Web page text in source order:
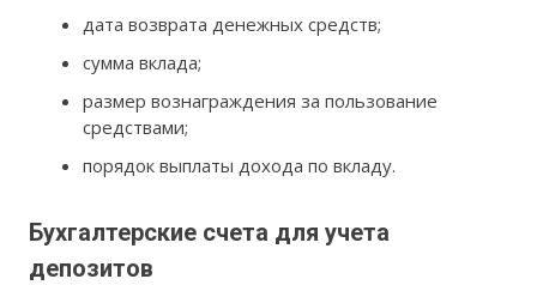
дата возврата денежных средств;
сумма вклада;
размер вознаграждения за пользование
средствами;
порядок выплаты дохода по вкладу.
Бухгалтерские счета для учета
депозитов